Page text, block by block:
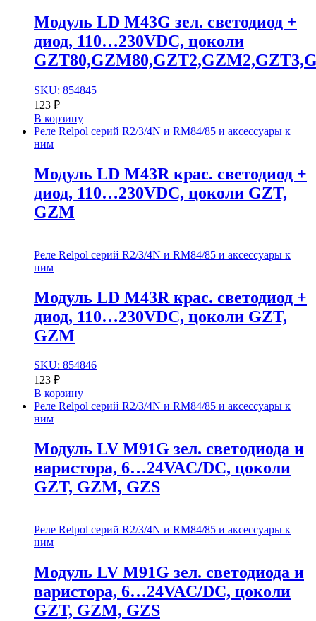
Модуль LD M43G зел. cветодиод +
диод, 110…230VDC, цоколи
SKU: 854845
123 ₽
В корзину
Реле Relpol серий R2/3/4N и RM84/85 и аксессуары к
ним
Модуль LD M43R крас. cветодиод +
диод, 110…230VDC, цоколи GZT,
GZM
Реле Relpol серий R2/3/4N и RM84/85 и аксессуары к
ним
Модуль LD M43R крас. cветодиод +
диод, 110…230VDC, цоколи GZT,
GZM
SKU: 854846
123 ₽
В корзину
Реле Relpol серий R2/3/4N и RM84/85 и аксессуары к
ним
Модуль LV M91G зел. светодиода и
варистора, 6…24VAC/DC, цоколи
GZT, GZM, GZS
Реле Relpol серий R2/3/4N и RM84/85 и аксессуары к
ним
Модуль LV M91G зел. светодиода и
варистора, 6…24VAC/DC, цоколи
GZT, GZM, GZS